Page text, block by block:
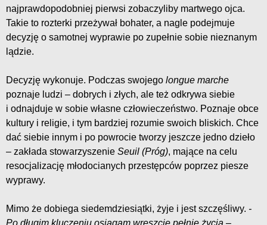
najprawdopodobniej pierwsi zobaczyliby martwego ojca.
Takie to rozterki przeżywał bohater, a nagle podejmuje
decyzję o samotnej wyprawie po zupełnie sobie nieznanym
lądzie.
Decyzję wykonuje. Podczas swojego longue marche
poznaje ludzi – dobrych i złych, ale też odkrywa siebie
i odnajduje w sobie własne człowieczeństwo. Poznaje obce
kultury i religie, i tym bardziej rozumie swoich bliskich. Chce
dać siebie innym i po powrocie tworzy jeszcze jedno dzieło
– zakłada stowarzyszenie Seuil (Próg), mające na celu
resocjalizację młodocianych przestępców poprzez piesze
wyprawy.
Mimo że dobiega siedemdziesiątki, żyje i jest szczęśliwy. -
Po długim kluczeniu osiągam wreszcie pełnię życia –